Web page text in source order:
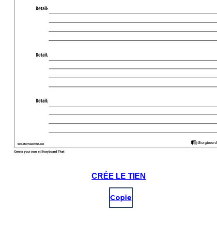
CRÉE LE TIEN
Copie